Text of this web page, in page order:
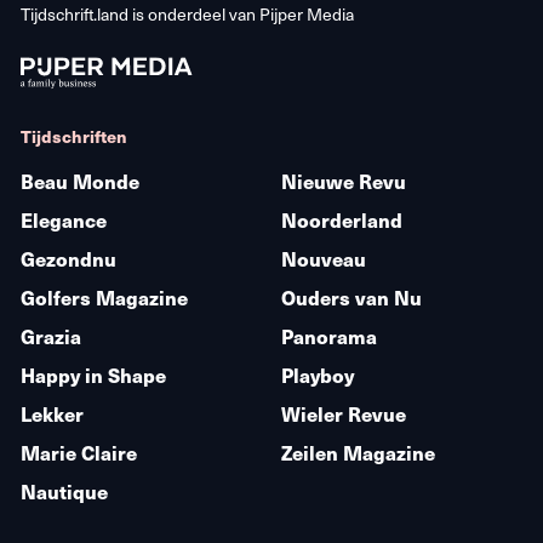
Tijdschrift.land is onderdeel van Pijper Media
Tijdschriften
Beau Monde
Elegance
Gezondnu
Golfers Magazine
Grazia
Happy in Shape
Lekker
Marie Claire
Nautique
Nieuwe Revu
Noorderland
Nouveau
Ouders van Nu
Panorama
Playboy
Wieler Revue
Zeilen Magazine